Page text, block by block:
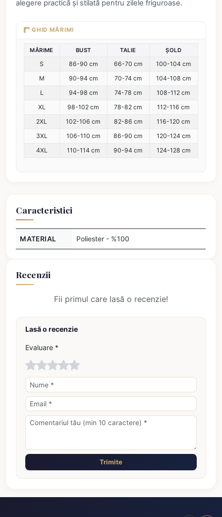
alegere practică și stilată pentru zilele friguroase.
GHID MĂRIMI
MĂRIME BUST TALIE ȘOLD
S 86-90 cm 66-70 cm
100-104 cm
M
90-94 cm 70-74 cm
104-108 cm
L
94-98 cm 74-78 cm
108-112 cm
XL
98-102 cm 78-82 cm
112-116 cm
2XL
102-106 cm 82-86 cm
116-120 cm
3XL
106-110 cm 86-90 cm
120-124 cm
4XL
110-114 cm 90-94 cm 124-128 cm
Caracteristici
MATERIAL Poliester - %100
Recenzii
Fii primul care lasă o recenzie!
Lasă o recenzie
Evaluare *
Trimite